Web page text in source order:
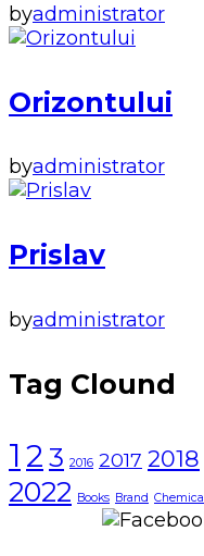
byadministrator
Orizontului
byadministrator
Prislav
byadministrator
Tag Clound
1 2 3 2016 2017 2018
2022 Books Brand Chemical